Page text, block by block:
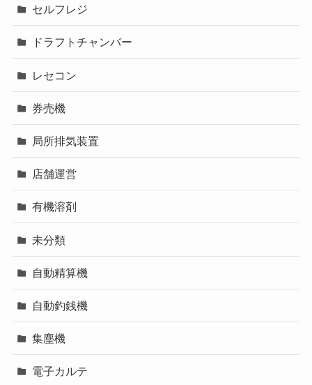
セルフレジ
ドラフトチャンバー
レセコン
券売機
局所排気装置
店舗運営
有機溶剤
未分類
自動精算機
自動釣銭機
集塵機
電子カルテ